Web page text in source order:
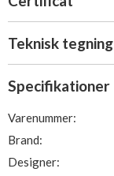
Teknisk tegning
Specifikationer
Varenummer:
Brand:
Designer: